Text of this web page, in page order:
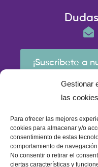
Gestionar
las cookies
Para ofrecer las mejores
cookies para almacenar y/o
consentimiento de estas
comportamiento de
No consentir o retirar el
ciertas características y
¡Suscríbete a